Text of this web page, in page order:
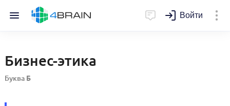
Войти
Бизнес-этика
Буква Б